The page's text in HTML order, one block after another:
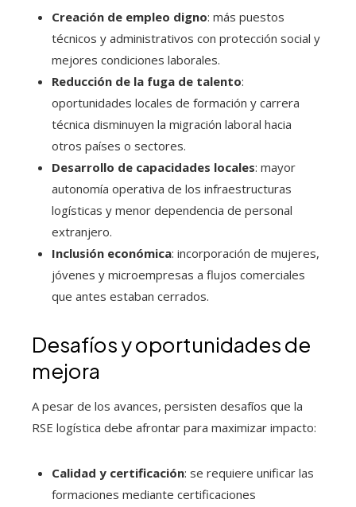
Creación de empleo digno: más puestos
técnicos y administrativos con protección social y
mejores condiciones laborales.
Reducción de la fuga de talento:
oportunidades locales de formación y carrera
técnica disminuyen la migración laboral hacia
otros países o sectores.
Desarrollo de capacidades locales: mayor
autonomía operativa de los infraestructuras
logísticas y menor dependencia de personal
extranjero.
Inclusión económica: incorporación de mujeres,
jóvenes y microempresas a flujos comerciales
que antes estaban cerrados.
Desafíos y oportunidades de
mejora
A pesar de los avances, persisten desafíos que la
RSE logística debe afrontar para maximizar impacto:
Calidad y certificación: se requiere unificar las
formaciones mediante certificaciones